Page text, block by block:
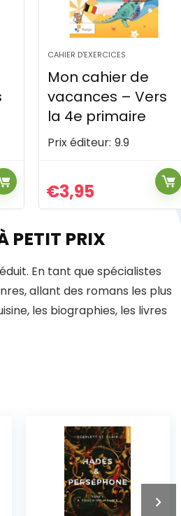
CAHIER D'EXERCICES
S'entrainer aux
évaluations de fin
de 4e primaire
Prix éditeur: 9.9
€3,95
PETIT PRIX
En tant que spécialistes
allant des romans les plus
les biographies, les livres